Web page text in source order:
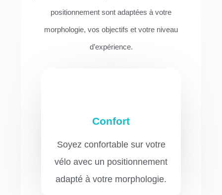
positionnement sont adaptées à votre
morphologie, vos objectifs et votre niveau
d’expérience.
Confort
Soyez confortable sur votre
vélo avec un positionnement
adapté à votre morphologie.